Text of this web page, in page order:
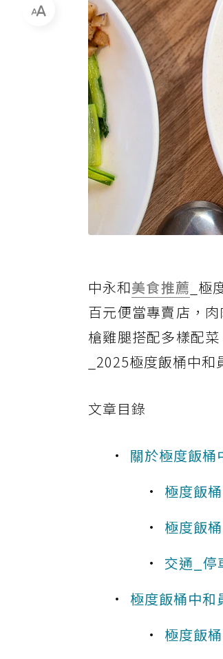
中永和美食推薦 _
百元便當專賣店，
槍雞腿搭配多樣配
_2025極度飯桶中
文章目錄
關於極度飯桶
極度飯
極度飯
交通_停
極度飯桶中和
極度飯